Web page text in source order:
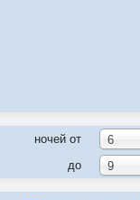
ночей от
6
до 9